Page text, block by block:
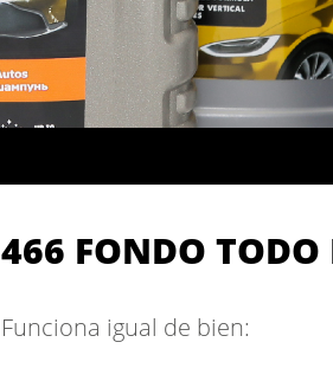
466 FONDO TODO
Funciona igual de bien: